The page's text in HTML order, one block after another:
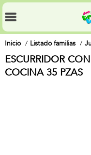
Inicio Listado familias
ESCURRIDOR
COCINA 35 PZAS